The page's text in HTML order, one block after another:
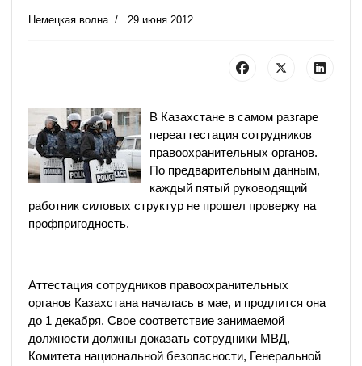
Немецкая волна 29 июня 2012
В Казахстане в самом разгаре
переаттестация сотрудников
правоохранительных органов.
По предварительным данным,
каждый пятый руководящий
работник силовых структур не прошел проверку на
профпригодность.
Аттестация сотрудников правоохранительных
органов Казахстана началась в мае, и продлится она
до 1 декабря. Свое соответствие занимаемой
должности должны доказать сотрудники МВД,
Комитета национальной безопасности, Генеральной